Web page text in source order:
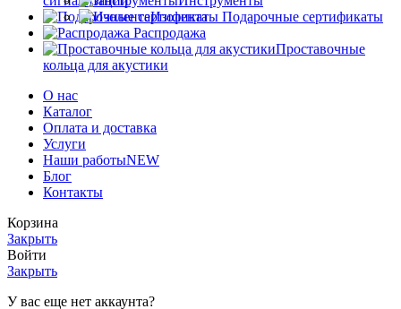
Изолента
Подарочные сертификаты
Распродажа
Проставочные
кольца для акустики
О нас
Каталог
Оплата и доставка
Услуги
Наши работыNEW
Блог
Контакты
Корзина
Закрыть
Войти
Закрыть
У вас еще нет аккаунта?